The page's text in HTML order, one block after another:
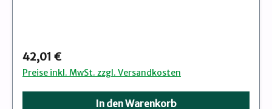
Regulärer Preis:
42,01 €
Preise inkl. MwSt. zzgl. Versandkosten
In den Warenkorb